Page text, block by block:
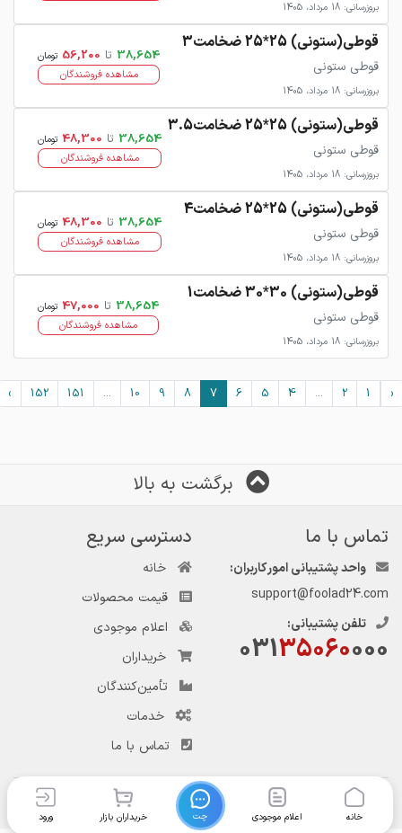
بروزرسانی: 18 مرداد، 1405
قوطی(ستونی) 25*25 ضخامت3
قوطی ستونی
بروزرسانی: 18 مرداد، 1405
38,654 تا 56,200 تومان
مشاهده فروشندگان
قوطی(ستونی) 25*25 ضخامت3.5
قوطی ستونی
بروزرسانی: 18 مرداد، 1405
38,654 تا 48,300 تومان
مشاهده فروشندگان
قوطی(ستونی) 25*25 ضخامت4
قوطی ستونی
بروزرسانی: 18 مرداد، 1405
38,654 تا 48,300 تومان
مشاهده فروشندگان
قوطی(ستونی) 30*30 ضخامت1
قوطی ستونی
بروزرسانی: 18 مرداد، 1405
38,654 تا 47,000 تومان
مشاهده فروشندگان
‹
1
2
...
4
5
6
7
8
9
10
...
151
152
›
برگشت به بالا
تماس با ما
واحد پشتیبانی امور کاربران:
support@foolad24.com
تلفن پشتیبانی:
03135060000
دسترسی سریع
خانه
قیمت محصولات
اعلام موجودی
خریداران
تأمین‌کنندگان
خدمات
تماس با ما
خانه اعلام موجودی چت خریداران بازار ورود